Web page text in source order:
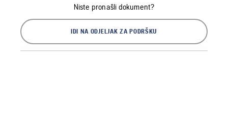
Niste pronašli dokument?
IDI NA ODJELJAK ZA PODRŠKU